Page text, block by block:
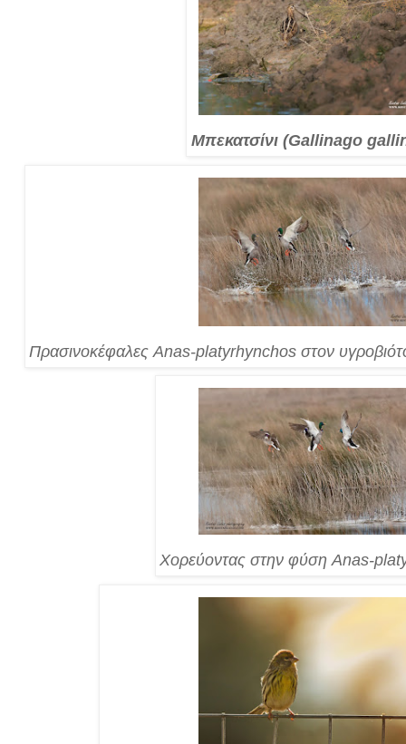
Μπεκατσίνι (Gallinago
Πρασινοκέφαλες Anas-platyrhynchos στον
Χορεύοντας στην φύση Anas-